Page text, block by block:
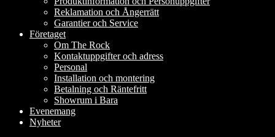
Reklamation och Ångerrätt
Garantier och Service
Företaget
Om The Rock
Kontaktuppgifter och adress
Personal
Installation och montering
Betalning och Räntefritt
Showrum i Bara
Evenemang
Nyheter